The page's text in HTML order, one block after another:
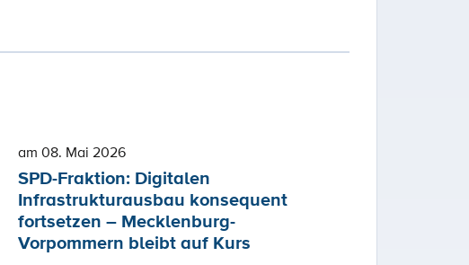
am 08. Mai 2026
SPD-Fraktion: Digitalen
Infrastrukturausbau konsequent
fortsetzen – Mecklenburg-
Vorpommern bleibt auf Kurs